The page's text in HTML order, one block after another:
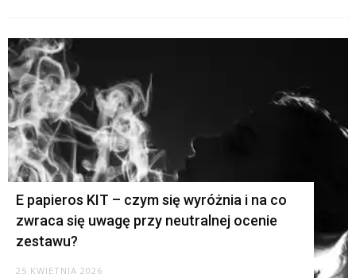
E papieros KIT – czym się wyróżnia i na co
zwraca się uwagę przy neutralnej ocenie
zestawu?
25 KWIETNIA 2026